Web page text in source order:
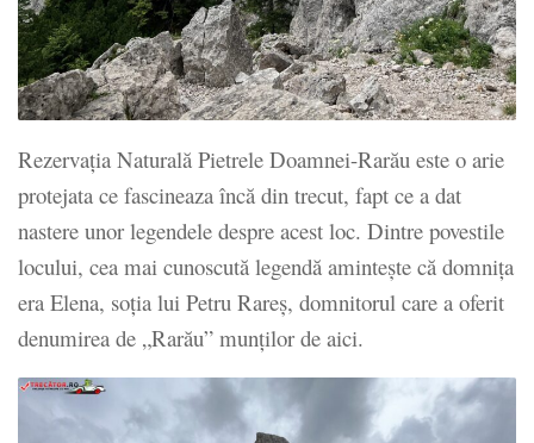
Rezervaţia Naturală Pietrele Doamnei-Rarău este o arie
protejata ce fascineaza încă din trecut, fapt ce a dat
nastere unor legendele despre acest loc. Dintre povestile
locului, cea mai cunoscută legendă aminteşte că domniţa
era Elena, soţia lui Petru Rareş, domnitorul care a oferit
denumirea de „Rarău” munţilor de aici.